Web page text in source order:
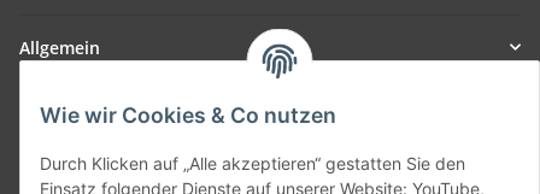
Wie wir Cookies & Co nutzen
Durch Klicken auf „Alle akzeptieren“ gestatten Sie den
Einsatz folgender Dienste auf unserer Website: YouTube,
Allgemein
Teil unseres Netzwerks: